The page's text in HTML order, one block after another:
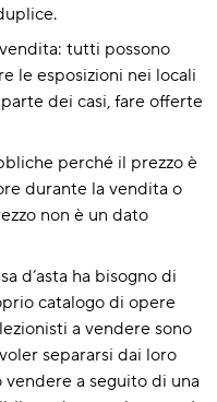
tutti possono
le esposizioni nei locali
dei casi, fare offerte
perché il prezzo è
durante la vendita o
non è un dato
d’asta ha bisogno di
catalogo di opere
a vendere sono
separarsi dai loro
a seguito di una